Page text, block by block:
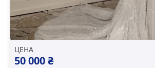
ЦЕНА
50 000₴